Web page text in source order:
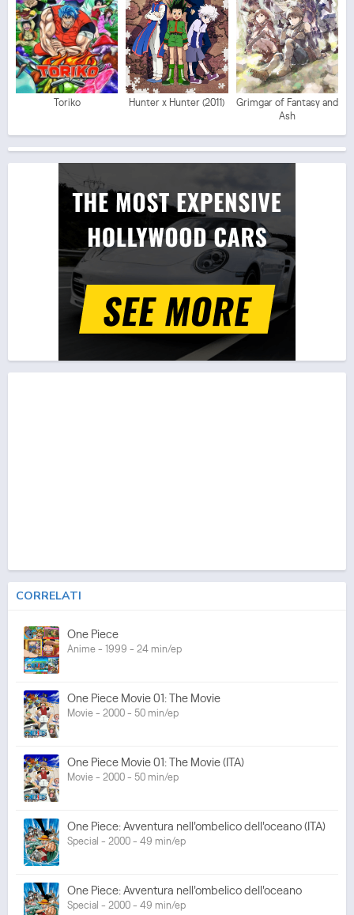
Toriko Hunter x Hunter (2011)
Grimgar of Fantasy and
Ash
CORRELATI
One Piece
Anime - 1999 - 24 min/ep
One Piece Movie 01: The Movie
Movie - 2000 - 50 min/ep
One Piece Movie 01: The Movie (ITA)
Movie - 2000 - 50 min/ep
One Piece: Avventura nell'ombelico dell'oceano (ITA)
Special - 2000 - 49 min/ep
One Piece: Avventura nell'ombelico dell'oceano
Special - 2000 - 49 min/ep